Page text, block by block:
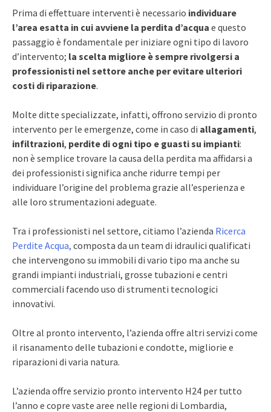
Prima di effettuare interventi è necessario individuare
l’area esatta in cui avviene la perdita d’acqua e questo
passaggio è fondamentale per iniziare ogni tipo di lavoro
d’intervento; la scelta migliore è sempre rivolgersi a
professionisti nel settore anche per evitare ulteriori
costi di riparazione.
Molte ditte specializzate, infatti, offrono servizio di pronto
intervento per le emergenze, come in caso di allagamenti,
infiltrazioni, perdite di ogni tipo e guasti su impianti:
non è semplice trovare la causa della perdita ma affidarsi a
dei professionisti significa anche ridurre tempi per
individuare l’origine del problema grazie all’esperienza e
alle loro strumentazioni adeguate.
Tra i professionisti nel settore, citiamo l’azienda Ricerca
Perdite Acqua, composta da un team di idraulici qualificati
che intervengono su immobili di vario tipo ma anche su
grandi impianti industriali, grosse tubazioni e centri
commerciali facendo uso di strumenti tecnologici
innovativi.
Oltre al pronto intervento, l’azienda offre altri servizi come
il risanamento delle tubazioni e condotte, migliorie e
riparazioni di varia natura.
L’azienda offre servizio pronto intervento H24 per tutto
l’anno e copre vaste aree nelle regioni di Lombardia,